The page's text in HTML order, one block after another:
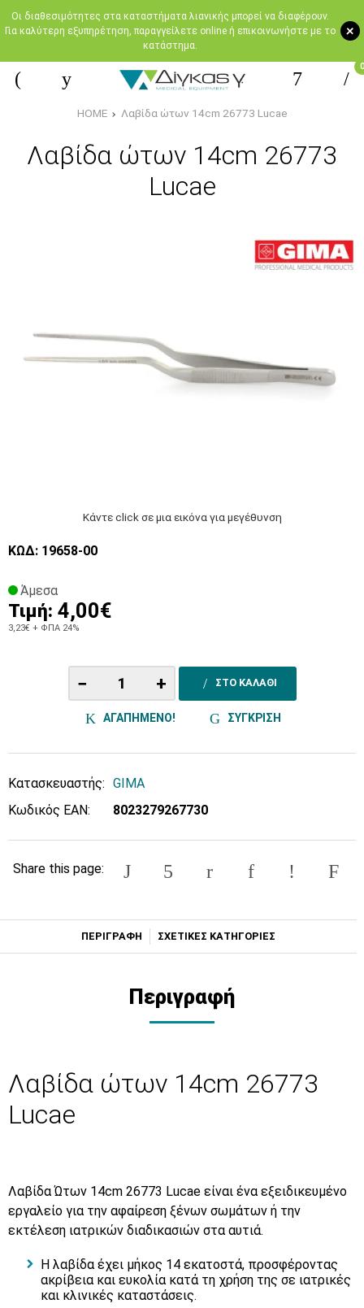
+
Oι διαθεσιμότητες στα καταστήματα λιανικής μπορεί να διαφέρουν.
Για καλύτερη εξυπηρέτηση, παραγγείλετε online ή επικοινωνήστε με το
κατάστημα.
0
HOME Λαβίδα ώτων 14cm 26773 Lucae
Λαβίδα ώτων 14cm 26773
Lucae
Κάντε click σε μια εικόνα για μεγέθυνση
ΚΩΔ: 19658-00
Άμεσα
Τιμή: 4,00€
3,23€ + ΦΠΑ 24%
− + ΣΤΟ ΚΑΛΑΘΙ
ΑΓΑΠΗΜΕΝΟ! ΣΥΓΚΡΙΣΗ
Κατασκευαστής: GIMA
Κωδικός EAN:
8023279267730
Share this page:
ΠΕΡΙΓΡΑΦΗ ΣΧΕΤΙΚΕΣ ΚΑΤΗΓΟΡΙΕΣ
Περιγραφή
Λαβίδα ώτων 14cm 26773
Lucae
Λαβίδα Ώτων 14cm 26773 Lucae είναι ένα εξειδικευμένο
εργαλείο για την αφαίρεση ξένων σωμάτων ή την
εκτέλεση ιατρικών διαδικασιών στα αυτιά.
Η λαβίδα έχει μήκος 14 εκατοστά, προσφέροντας
ακρίβεια και ευκολία κατά τη χρήση της σε ιατρικές
και κλινικές καταστάσεις.